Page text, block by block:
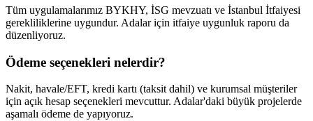
Tüm uygulamalarımız BYKHY, İSG mevzuatı ve İstanbul İtfaiyesi
gerekliliklerine uygundur. Adalar için itfaiye uygunluk raporu da
düzenliyoruz.
Ödeme seçenekleri nelerdir?
Nakit, havale/EFT, kredi kartı (taksit dahil) ve kurumsal müşteriler
için açık hesap seçenekleri mevcuttur. Adalar'daki büyük projelerde
aşamalı ödeme de yapıyoruz.